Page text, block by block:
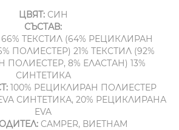
ЦВЯТ:СИН
СЪСТАВ:
66% ТЕКСТИЛ (64% РЕЦИКЛИРАН
ПОЛИЕСТЕР) 21% ТЕКСТИЛ (92%
8% ЕЛАСТАН) 13%
СИНТЕТИКА
100% РЕЦИКЛИРАН ПОЛИЕСТЕР
СИНТЕТИКА, 20% РЕЦИКЛИРАНА
EVA
CAMPER, ВИЕТНАМ